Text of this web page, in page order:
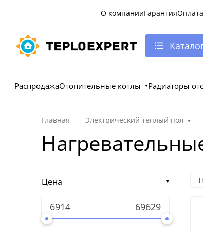
О компанииГарантияОплата
РаспродажаОтопительные котлы Радиаторы
Главная Электрический теплый пол
Цена